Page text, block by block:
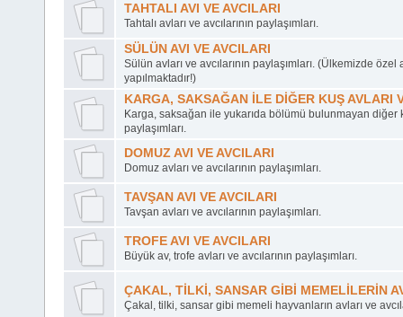
TAHTALI AVI VE AVCILARI
Tahtalı avları ve avcılarının paylaşımları.
SÜLÜN AVI VE AVCILARI
Sülün avları ve avcılarının paylaşımları. (Ülkemizde özel
yapılmaktadır!)
KARGA, SAKSAĞAN İLE DİĞER KUŞ AVLARI
Karga, saksağan ile yukarıda bölümü bulunmayan diğer
paylaşımları.
DOMUZ AVI VE AVCILARI
Domuz avları ve avcılarının paylaşımları.
TAVŞAN AVI VE AVCILARI
Tavşan avları ve avcılarının paylaşımları.
TROFE AVI VE AVCILARI
Büyük av, trofe avları ve avcılarının paylaşımları.
ÇAKAL, TİLKİ, SANSAR GİBİ MEMELİLERİN
Çakal, tilki, sansar gibi memeli hayvanların avları ve